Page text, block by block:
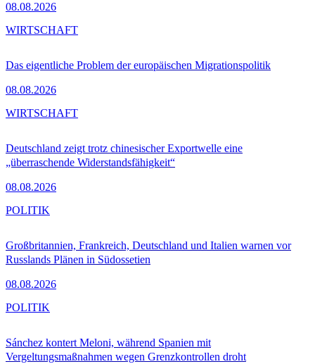
08.08.2026
Das eigentliche Problem der europäischen Migrationspolitik
08.08.2026
WIRTSCHAFT
Deutschland zeigt trotz chinesischer Exportwelle eine
„überraschende Widerstandsfähigkeit“
08.08.2026
WIRTSCHAFT
Großbritannien, Frankreich, Deutschland und Italien warnen vor
Russlands Plänen in Südossetien
08.08.2026
POLITIK
Sánchez kontert Meloni, während Spanien mit
Vergeltungsmaßnahmen wegen Grenzkontrollen droht
POLITIK